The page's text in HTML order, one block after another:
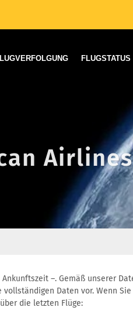
FLUGSTATUS
Airlines
–. Gemäß unserer
Daten vor. Wenn
die letzten Flüge: